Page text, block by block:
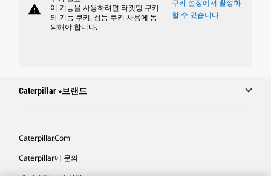
warning
이 기능을 사용하려면 타겟팅 쿠키
와 기능 쿠키, 성능 쿠키 사용에 동
의해야 합니다.
쿠키 설정에서 활성화
할 수 있습니다
Caterpillar »브랜드
Caterpillar.com
Caterpillar에 문의
내 마케팅 기본 설정